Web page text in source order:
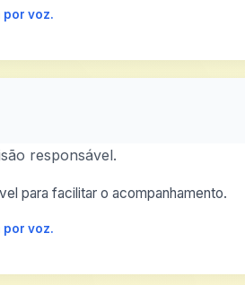
por voz.
responsável.
para facilitar o acompanhamento.
por voz.